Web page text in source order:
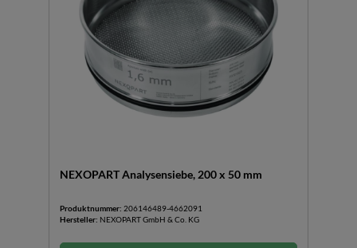
NEXOPART Analysensiebe, 200 x 50 mm
Produktnummer: 206146489-4662091
Hersteller: NEXOPART GmbH & Co. KG